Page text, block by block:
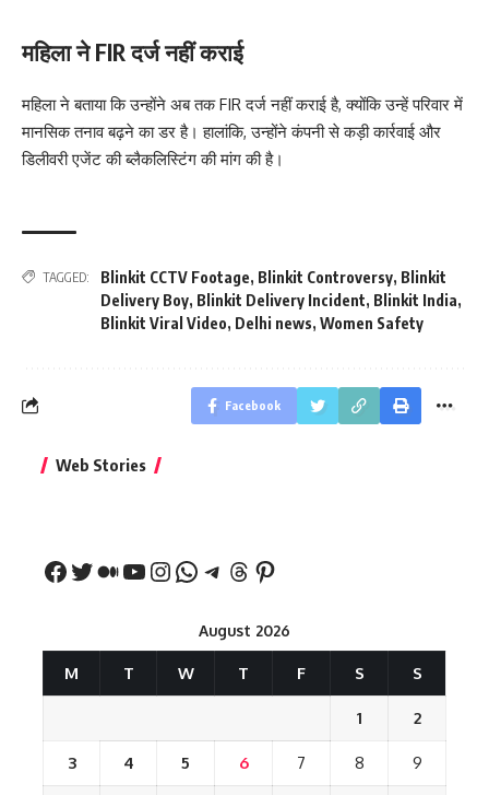
महिला ने FIR दर्ज नहीं कराई
महिला ने बताया कि उन्होंने अब तक FIR दर्ज नहीं कराई है, क्योंकि उन्हें परिवार में
मानसिक तनाव बढ़ने का डर है। हालांकि, उन्होंने कंपनी से कड़ी कार्रवाई और
डिलीवरी एजेंट की ब्लैकलिस्टिंग की मांग की है।
TAGGED: Blinkit CCTV Footage, Blinkit Controversy, Blinkit
Delivery Boy, Blinkit Delivery Incident, Blinkit India,
Blinkit Viral Video, Delhi news, Women Safety
Facebook
Web Stories
नीतीश कुमार का पहला
August 2026
M T W T F S S
1 2
3 4 5 6 7 8 9